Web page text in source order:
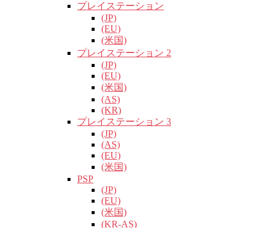
プレイステーション
(JP)
(EU)
(米国)
プレイステーション 2
(JP)
(EU)
(米国)
(AS)
(KR)
プレイステーション 3
(JP)
(AS)
(EU)
(米国)
PSP
(JP)
(EU)
(米国)
(KR-AS)